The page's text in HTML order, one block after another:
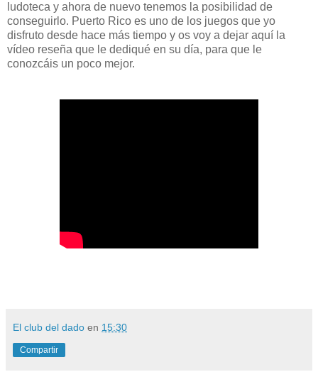
ludoteca y ahora de nuevo tenemos la posibilidad de
conseguirlo. Puerto Rico es uno de los juegos que yo
disfruto desde hace más tiempo y os voy a dejar aquí la
vídeo reseña que le dediqué en su día, para que le
conozcáis un poco mejor.
El club del dado en 15:30
Compartir